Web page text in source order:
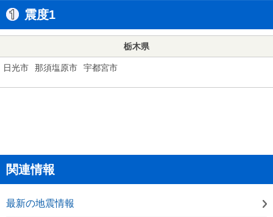
震度1
栃木県
日光市 那須塩原市 宇都宮市
関連情報
最新の地震情報